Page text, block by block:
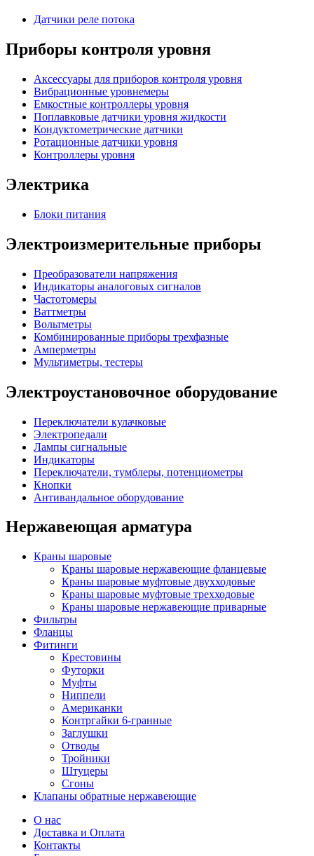
Датчики реле потока
Приборы контроля уровня
Аксессуары для приборов контроля уровня
Вибрационные уровнемеры
Емкостные контроллеры уровня
Поплавковые датчики уровня жидкости
Кондуктометрические датчики
Ротационные датчики уровня
Контроллеры уровня
Электрика
Блоки питания
Электроизмерительные приборы
Преобразователи напряжения
Индикаторы аналоговых сигналов
Частотомеры
Ваттметры
Вольтметры
Комбинированные приборы трехфазные
Амперметры
Мультиметры, тестеры
Электроустановочное оборудование
Переключатели кулачковые
Электропедали
Лампы сигнальные
Индикаторы
Переключатели, тумблеры, потенциометры
Кнопки
Антивандальное оборудование
Нержавеющая арматура
Краны шаровые
Краны шаровые нержавеющие фланцевые
Краны шаровые муфтовые двухходовые
Краны шаровые муфтовые трехходовые
Краны шаровые нержавеющие приварные
Фильтры
Фланцы
Фитинги
Крестовины
Футорки
Муфты
Ниппели
Американки
Контргайки 6-гранные
Заглушки
Отводы
Тройники
Штуцеры
Сгоны
Клапаны обратные нержавеющие
О нас
Доставка и Оплата
Контакты